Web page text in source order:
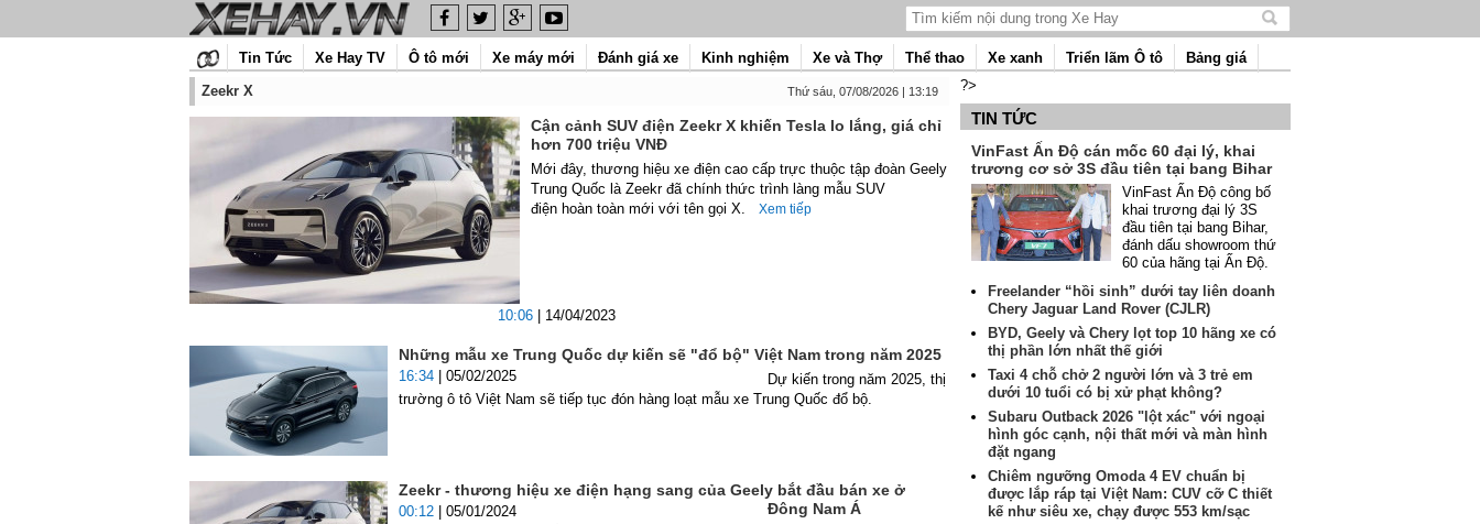
Tìm
nội
Tin Tức Xe Hay TV Ô tô mới Xe máy mới Đánh giá xe Kinh nghiệm Xe và Thợ Thể thao Xe xanh Triển lãm Ô tô
Bảng giá
Zeekr X
Thứ sáu, 07/08/2026 | 13:19
Cận cảnh SUV điện Zeekr X khiến Tesla lo lắng, giá chỉ
hơn 700 triệu VNĐ
10:06 | 14/04/2023
Mới đây, thương hiệu xe điện cao cấp trực thuộc tập đoàn Geely
Trung Quốc là Zeekr đã chính thức trình làng mẫu SUV
điện hoàn toàn mới với tên gọi X. Xem tiếp
Những mẫu xe Trung Quốc dự kiến sẽ "đổ bộ" Việt Nam trong năm 2025
16:34 | 05/02/2025
Dự kiến trong năm 2025, thị
trường ô tô Việt Nam sẽ tiếp tục đón hàng loạt mẫu xe Trung Quốc đổ bộ.
Zeekr - thương hiệu xe điện hạng sang của Geely bắt đầu bán xe ở
Đông Nam Á
00:12 | 05/01/2024
?>
TIN TỨC
VinFast Ấn Độ cán mốc 60 đại lý, khai
trương cơ sở 3S đầu tiên tại bang Bihar
VinFast Ấn Độ công bố
khai trương đại lý 3S
đầu tiên tại bang Bihar,
đánh dấu showroom thứ
60 của hãng tại Ấn Độ.
Freelander “hồi sinh” dưới tay liên doanh
Chery Jaguar Land Rover (CJLR)
BYD, Geely và Chery lọt top 10 hãng xe có
thị phần lớn nhất thế giới
Taxi 4 chỗ chở 2 người lớn và 3 trẻ em
dưới 10 tuổi có bị xử phạt không?
Subaru Outback 2026 "lột xác" với ngoại
hình góc cạnh, nội thất mới và màn hình
đặt ngang
Chiêm ngưỡng Omoda 4 EV chuẩn bị
được lắp ráp tại Việt Nam: CUV cỡ C thiết
kế như siêu xe, chạy được 553 km/sạc